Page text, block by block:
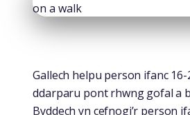
Gallech helpu person ifanc
ddarparu pont rhwng gofal a
Byddech yn cefnogi’r person